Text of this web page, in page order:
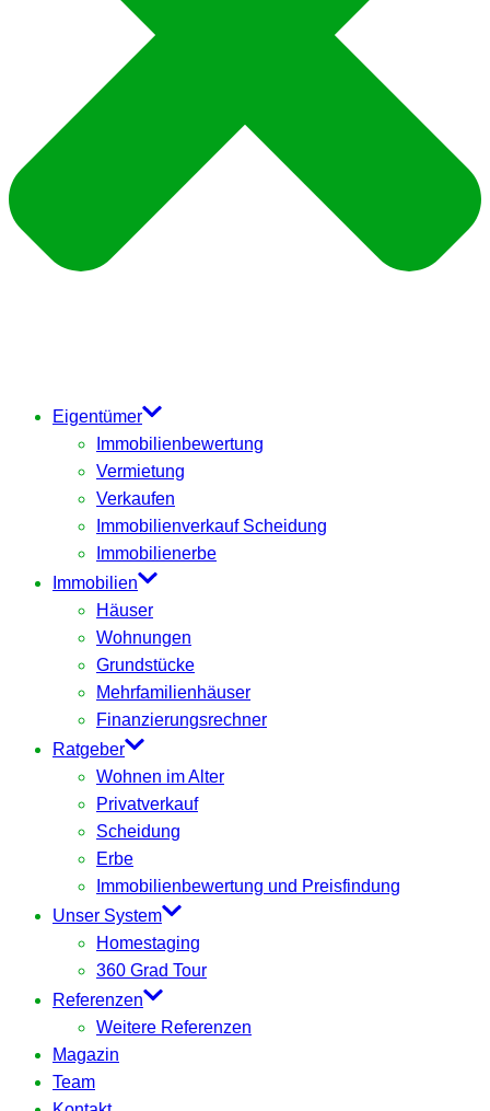
Eigentümer
Immobilienbewertung
Vermietung
Verkaufen
Immobilienverkauf Scheidung
Immobilienerbe
Immobilien
Häuser
Wohnungen
Grundstücke
Mehrfamilienhäuser
Finanzierungsrechner
Ratgeber
Wohnen im Alter
Privatverkauf
Scheidung
Erbe
Immobilienbewertung und Preisfindung
Unser System
Homestaging
360 Grad Tour
Referenzen
Weitere Referenzen
Magazin
Team